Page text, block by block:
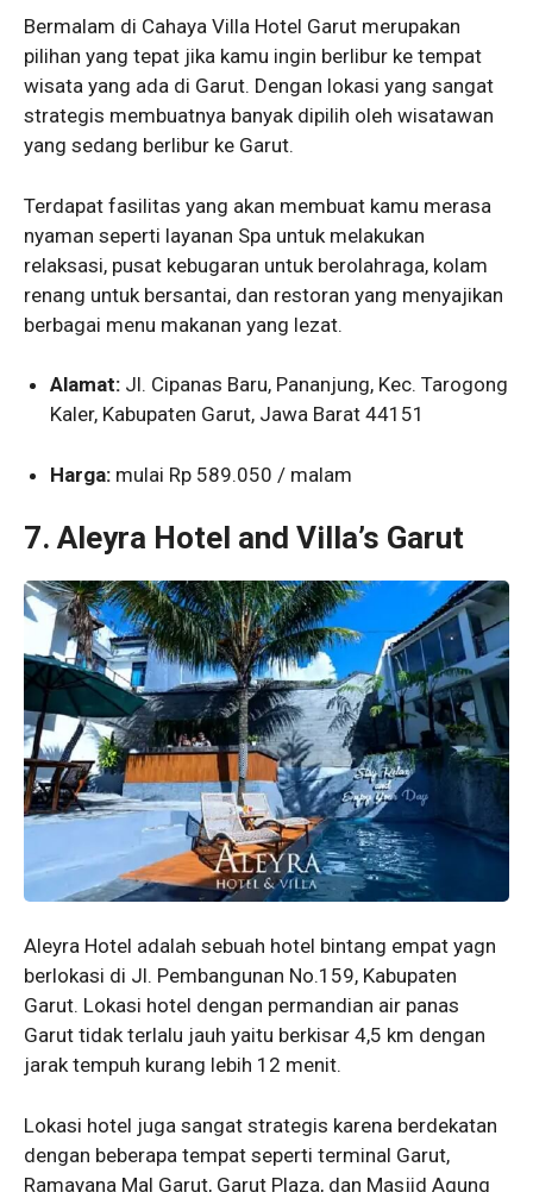
Bermalam di Cahaya Villa Hotel Garut merupakan
pilihan yang tepat jika kamu ingin berlibur ke tempat
wisata yang ada di Garut. Dengan lokasi yang sangat
strategis membuatnya banyak dipilih oleh wisatawan
yang sedang berlibur ke Garut.
Terdapat fasilitas yang akan membuat kamu merasa
nyaman seperti layanan Spa untuk melakukan
relaksasi, pusat kebugaran untuk berolahraga, kolam
renang untuk bersantai, dan restoran yang menyajikan
berbagai menu makanan yang lezat.
Alamat: Jl. Cipanas Baru, Pananjung, Kec. Tarogong
Kaler, Kabupaten Garut, Jawa Barat 44151
Harga: mulai Rp 589.050 / malam
7. Aleyra Hotel and Villa’s Garut
Aleyra Hotel adalah sebuah hotel bintang empat yagn
berlokasi di Jl. Pembangunan No.159, Kabupaten
Garut. Lokasi hotel dengan permandian air panas
Garut tidak terlalu jauh yaitu berkisar 4,5 km dengan
jarak tempuh kurang lebih 12 menit.
Lokasi hotel juga sangat strategis karena berdekatan
dengan beberapa tempat seperti terminal Garut,
Ramayana Mal Garut, Garut Plaza, dan Masjid Agung